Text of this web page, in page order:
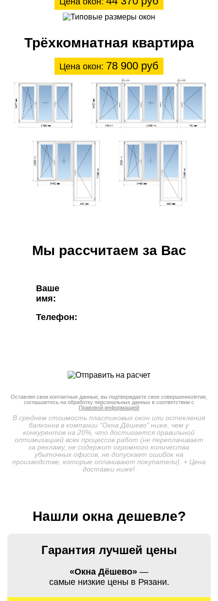
Трёхкомнатная квартира
Цена окон: 78 900 руб
Мы рассчитаем за Вас
Ваше
имя:
Телефон:
Оставляя свои контактные данные, вы подтверждаете свое совершеннолетие,
соглашаетесь на обработку персональных данных в соответствии с
Правовой информацией
В среднем стоимость пластиковых окон или остекления
балконов в компании "Окна Дёшево" ниже, чем у
конкурентов на 20%, что достигается правильной
оптимизацией всех процессов работ (не переплачивает
за рекламу, не содержит огромного количества
убыточных офисов, не допускает ошибок на
производстве, которые оплачивают покупатели). + Цена
доставки ниже!
Нашли окна дешевле?
Гарантия лучшей цены
«Окна Дёшево» —
самые низкие цены в Рязани.